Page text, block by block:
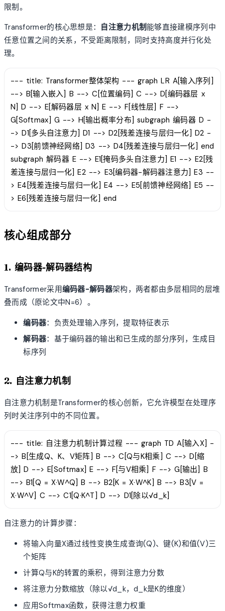
限制。
Transformer的核心思想是： 自注意力机制能够直接建模序列中
任意位置之间的关系，不受距离限制，同时支持高度并行化处
理。
--- title: Transformer整体架构 --- graph LR A[输入序列]
--> B[输入嵌入] B --> C[位置编码] C --> D[编码器层 x
N] D --> E[解码器层 x N] E --> F[线性层] F -->
G[Softmax] G --> H[输出概率分布] subgraph 编码器 D -
-> D1[多头自注意力] D1 --> D2[残差连接与层归一化] D2 -
-> D3[前馈神经网络] D3 --> D4[残差连接与层归一化] end
subgraph 解码器 E --> E1[掩码多头自注意力] E1 --> E2[残
差连接与层归一化] E2 --> E3[编码器-解码器注意力] E3 --
> E4[残差连接与层归一化] E4 --> E5[前馈神经网络] E5 --
> E6[残差连接与层归一化] end
核心组成部分
1. 编码器-解码器结构
Transformer采用编码器-解码器架构，两者都由多层相同的层堆
叠而成（原论文中N=6）。
编码器：负责处理输入序列，提取特征表示
解码器：基于编码器的输出和已生成的部分序列，生成目
标序列
2. 自注意力机制
自注意力机制是Transformer的核心创新，它允许模型在处理序
列时关注序列中的不同位置。
--- title: 自注意力机制计算过程 --- graph TD A[输入X] -
-> B[生成Q、K、V矩阵] B --> C[Q与K相乘] C --> D[缩
放] D --> E[Softmax] E --> F[与V相乘] F --> G[输出] B
--> B1[Q = X·W^Q] B --> B2[K = X·W^K] B --> B3[V =
X·W^V] C --> C1[Q·K^T] D --> D1[除以√d_k]
自注意力的计算步骤：
将输入向量X通过线性变换生成查询(Q)、键(K)和值(V)三
个矩阵
计算Q与K的转置的乘积，得到注意力分数
将注意力分数缩放（除以√d_k，d_k是K的维度）
应用Softmax函数，获得注意力权重